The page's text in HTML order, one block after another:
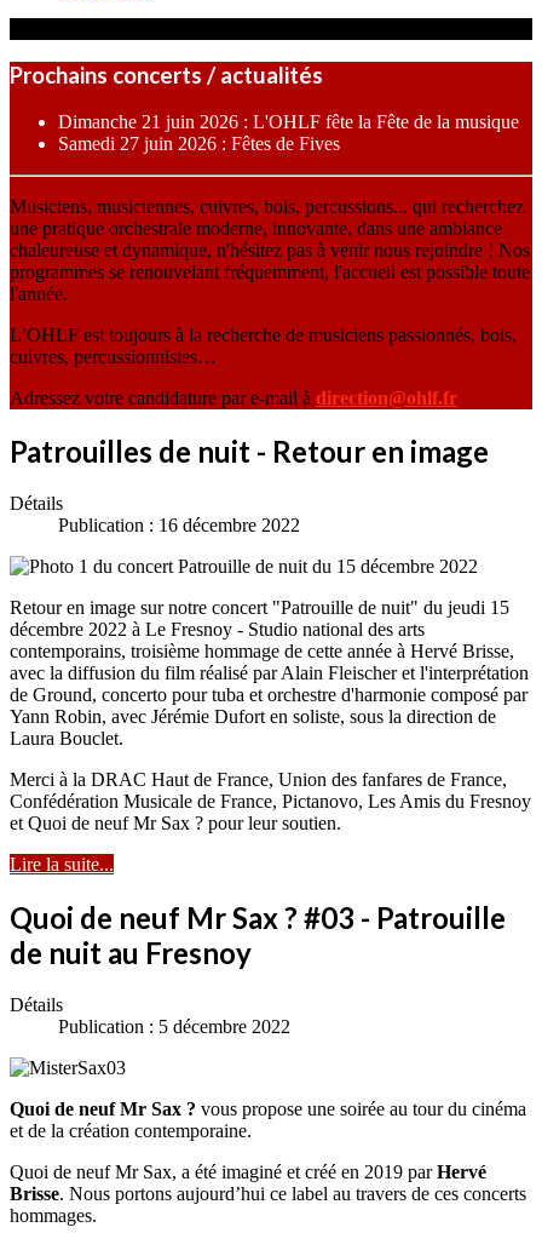
Prochains concerts / actualités
Dimanche 21 juin 2026 : L'OHLF fête la Fête de la musique
Samedi 27 juin 2026 : Fêtes de Fives
Musiciens, musiciennes, cuivres, bois, percussions... qui recherchez
une pratique orchestrale moderne, innovante, dans une ambiance
chaleureuse et dynamique, n'hésitez pas à venir nous rejoindre ! Nos
programmes se renouvelant fréquemment, l'accueil est possible toute
l'année.
L’OHLF est toujours à la recherche de musiciens passionnés, bois,
cuivres, percussionnistes…
Adressez votre candidature par e-mail à direction@ohlf.fr
Patrouilles de nuit - Retour en image
Détails
Publication : 16 décembre 2022
Retour en image sur notre concert "Patrouille de nuit" du jeudi 15
décembre 2022 à Le Fresnoy - Studio national des arts
contemporains, troisième hommage de cette année à Hervé Brisse,
avec la diffusion du film réalisé par Alain Fleischer et l'interprétation
de Ground, concerto pour tuba et orchestre d'harmonie composé par
Yann Robin, avec Jérémie Dufort en soliste, sous la direction de
Laura Bouclet.
Merci à la DRAC Haut de France, Union des fanfares de France,
Confédération Musicale de France, Pictanovo, Les Amis du Fresnoy
et Quoi de neuf Mr Sax ? pour leur soutien.
Lire la suite...
Quoi de neuf Mr Sax ? #03 - Patrouille
de nuit au Fresnoy
Détails
Publication : 5 décembre 2022
Quoi de neuf Mr Sax ? vous propose une soirée au tour du cinéma
et de la création contemporaine.
Quoi de neuf Mr Sax, a été imaginé et créé en 2019 parHervé
Brisse. Nous portons aujourd’hui ce label au travers de ces concerts
hommages.